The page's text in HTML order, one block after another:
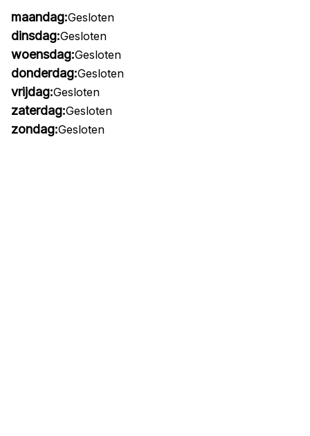
maandag:Gesloten
dinsdag:Gesloten
woensdag:Gesloten
donderdag:Gesloten
vrijdag:Gesloten
zaterdag:Gesloten
zondag:Gesloten